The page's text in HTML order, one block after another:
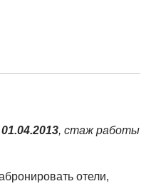
01.04.2013, стаж работы
отели,